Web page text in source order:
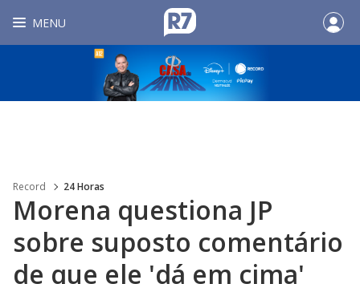
MENU
Record 24 Horas
Morena questiona JP
sobre suposto comentário
de que ele 'dá em cima'